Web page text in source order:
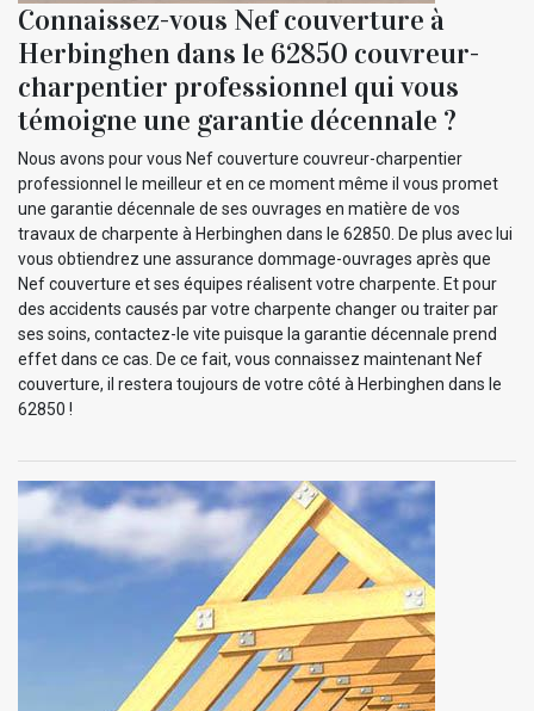
Connaissez-vous Nef couverture à
Herbinghen dans le 62850 couvreur-
charpentier professionnel qui vous
témoigne une garantie décennale ?
Nous avons pour vous Nef couverture couvreur-charpentier
professionnel le meilleur et en ce moment même il vous promet
une garantie décennale de ses ouvrages en matière de vos
travaux de charpente à Herbinghen dans le 62850. De plus avec lui
vous obtiendrez une assurance dommage-ouvrages après que
Nef couverture et ses équipes réalisent votre charpente. Et pour
des accidents causés par votre charpente changer ou traiter par
ses soins, contactez-le vite puisque la garantie décennale prend
effet dans ce cas. De ce fait, vous connaissez maintenant Nef
couverture, il restera toujours de votre côté à Herbinghen dans le
62850 !